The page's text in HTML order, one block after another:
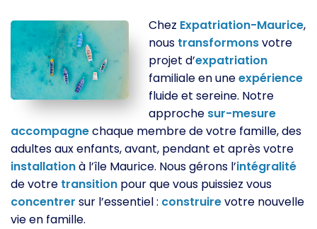
Chez Expatriation-Maurice,
nous transformonsvotre
projet d’expatriation
familiale en uneexpérience
fluide et sereine. Notre
approche sur-mesure
accompagnechaque membre de votre famille, des
adultes aux enfants, avant, pendant et après votre
installationà l’île Maurice. Nous gérons l’intégralité
de votre transition pour que vous puissiez vous
concentrer sur l’essentiel : construirevotre nouvelle
vie en famille.